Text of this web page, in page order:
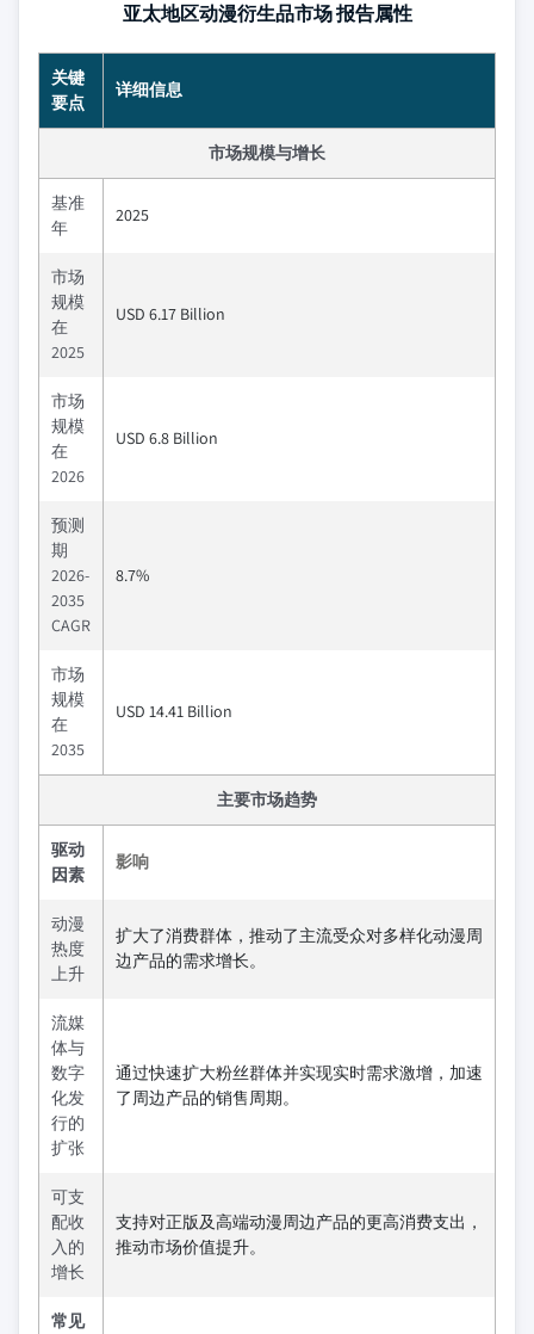
亚太地区动漫衍生品市场 报告属性
关键
要点
详细信息
市场规模与增长
基准
年
2025
市场
规模
在
2025
USD 6.17 Billion
市场
规模
在
2026
USD 6.8 Billion
预测
期
2026-
2035
CAGR
8.7%
市场
规模
在
2035
USD 14.41 Billion
主要市场趋势
驱动
因素
影响
动漫
热度
上升
扩大了消费群体，推动了主流受众对多样化动漫周
边产品的需求增长。
流媒
体与
数字
化发
行的
扩张
通过快速扩大粉丝群体并实现实时需求激增，加速
了周边产品的销售周期。
可支
配收
入的
增长
支持对正版及高端动漫周边产品的更高消费支出，
推动市场价值提升。
常见